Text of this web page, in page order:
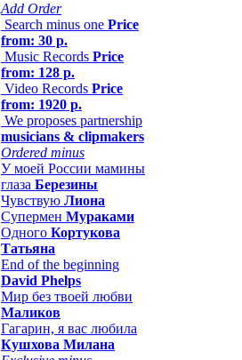
Add Order
Search minus one Price
from: 30 р.
Music Records Price
from: 128 р.
Video Records Price
from: 1920 р.
We proposes partnership
musicians & clipmakers
Ordered minus
У моей России мамины
глаза Березины
Чувствую Лиона
Супермен Мураками
Одного Кортукова
Татьяна
End of the beginning
David Phelps
Мир без твоей любви
Маликов
Гагарин, я вас любила
Кушхова Милана